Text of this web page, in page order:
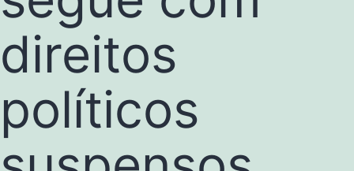
direitos
políticos